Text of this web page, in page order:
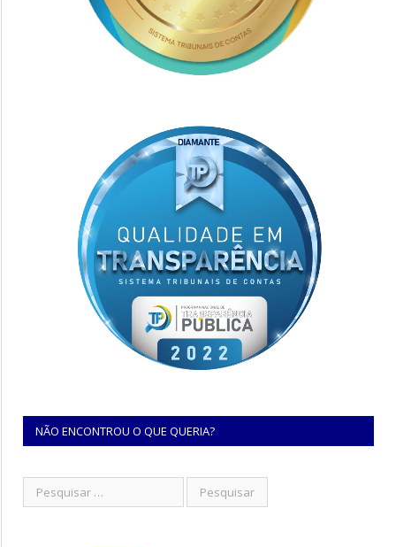
NÃO ENCONTROU O QUE QUERIA?